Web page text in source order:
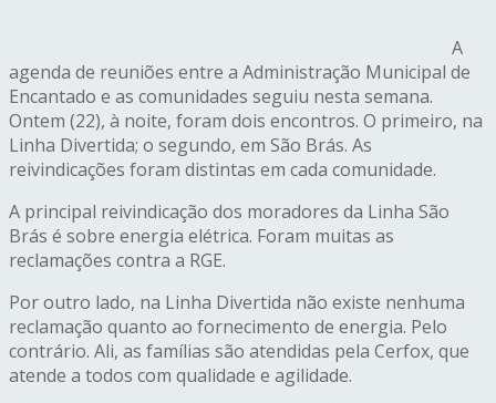
A
agenda de reuniões entre a Administração Municipal de
Encantado e as comunidades seguiu nesta semana.
Ontem (22), à noite, foram dois encontros. O primeiro, na
Linha Divertida; o segundo, em São Brás. As
reivindicações foram distintas em cada comunidade.
A principal reivindicação dos moradores da Linha São
Brás é sobre energia elétrica. Foram muitas as
reclamações contra a RGE.
Por outro lado, na Linha Divertida não existe nenhuma
reclamação quanto ao fornecimento de energia. Pelo
contrário. Ali, as famílias são atendidas pela Cerfox, que
atende a todos com qualidade e agilidade.